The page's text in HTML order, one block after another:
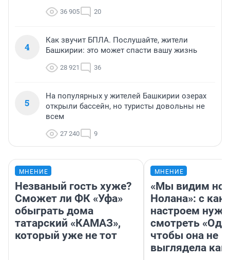
36 905 20
4
Как звучит БПЛА. Послушайте, жители
Башкирии: это может спасти вашу жизнь
28 921 36
5
На популярных у жителей Башкирии озерах
открыли бассейн, но туристы довольны не
всем
27 240 9
МНЕНИЕ
Незваный гость хуже?
Сможет ли ФК «Уфа»
обыграть дома
татарский «КАМАЗ»,
который уже не тот
МНЕНИЕ
«Мы видим
Нолана»: с
настроем
смотреть
чтобы она не
выглядела как